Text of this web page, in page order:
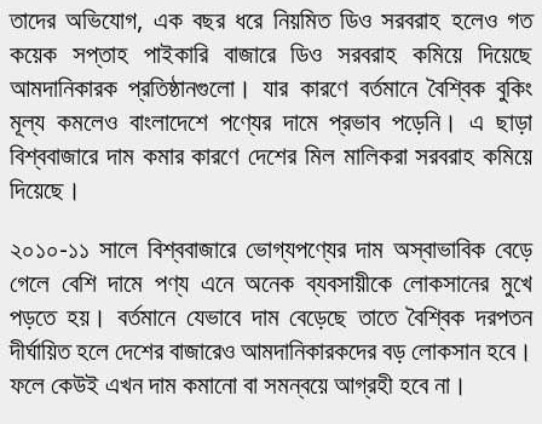
তাদের অভিযোগ, এক বছর ধরে নিয়মিত ডিও সরবরাহ হলেও গত
কয়েক সপ্তাহ পাইকারি বাজারে ডিও সরবরাহ কমিয়ে দিয়েছে
আমদানিকারক প্রতিষ্ঠানগুলো। যার কারণে বর্তমানে বৈশ্বিক বুকিং
মূল্য কমলেও বাংলাদেশে পণ্যের দামে প্রভাব পড়েনি। এ ছাড়া
বিশ্ববাজারে দাম কমার কারণে দেশের মিল মালিকরা সরবরাহ কমিয়ে
দিয়েছে।
২০১০-১১ সালে বিশ্ববাজারে ভোগ্যপণ্যের দাম অস্বাভাবিক বেড়ে
গেলে বেশি দামে পণ্য এনে অনেক ব্যবসায়ীকে লোকসানের মুখে
পড়তে হয়। বর্তমানে যেভাবে দাম বেড়েছে তাতে বৈশ্বিক দরপতন
দীর্ঘায়িত হলে দেশের বাজারেও আমদানিকারকদের বড় লোকসান হবে।
ফলে কেউই এখন দাম কমানো বা সমন্বয়ে আগ্রহী হবে না।